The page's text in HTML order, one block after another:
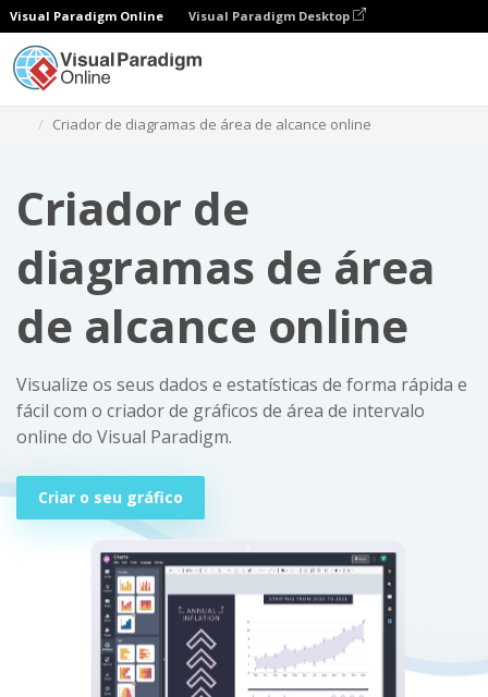
Visual Paradigm Online Visual Paradigm Desktop
Criador de diagramas de área de alcance online
Criador de
diagramas de área
de alcance online
Visualize os seus dados e estatísticas de forma rápida e
fácil com o criador de gráficos de área de intervalo
online do Visual Paradigm.
Criar o seu gráfico